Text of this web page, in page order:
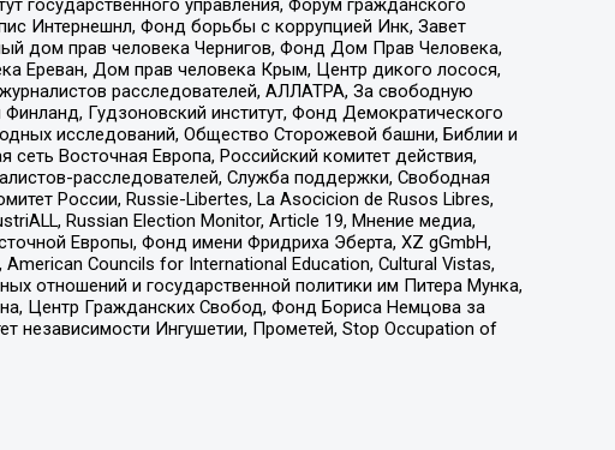
государственного управления, Форум гражданского
Интернешнл, Фонд борьбы с коррупцией Инк, Завет
дом прав человека Чернигов, Фонд Дом Прав Человека,
Ереван, Дом прав человека Крым, Центр дикого лосося,
расследователей, АЛЛАТРА, За свободную
Гудзоновский институт, Фонд Демократического
исследований, Общество Сторожевой башни, Библии и
Восточная Европа, Российский комитет действия,
расследователей, Служба поддержки, Свободная
России, Russie-Libertes, La Asocicion de Rusos Libres,
Russian Election Monitor, Article 19, Мнение медиа,
Европы, Фонд имени Фридриха Эберта, XZ gGmbH,
Councils for International Education, Cultural Vistas,
отношений и государственной политики им Питера Мунка,
Центр Гражданских Свобод, Фонд Бориса Немцова за
независимости Ингушетии, Прометей, Stop Occupation of